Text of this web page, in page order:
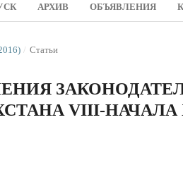
АРХИВ ОБЪЯВЛЕНИЯ
/ Статьи
VIII-НАЧАЛА